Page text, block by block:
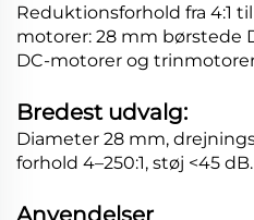
Reduktionsforhold fra 4:1
motorer: 28 mm børstede
DC-motorer og
Bredest udvalg:
Diameter 28 mm,
forhold 4–250:1, støj <45 dB.
Anvendelser